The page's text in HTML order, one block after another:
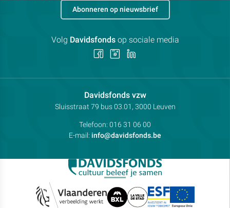
Davidsfonds vzwContactpersoon:
Adres:
Sluisstraat 79 bus 03.01, 3000 Leuven
Telefoon: 016 31 06 00
E-mail: info@davidsfonds.be
Abonneren op nieuwsbrief
Volg Davidsfondsop sociale media
Volg Volg